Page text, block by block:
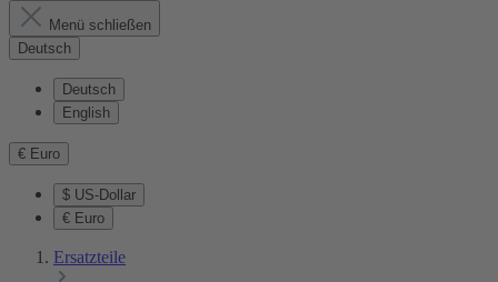
Menü schließen
Deutsch
Deutsch
English
€ Euro
$ US-Dollar
€ Euro
Ersatzteile